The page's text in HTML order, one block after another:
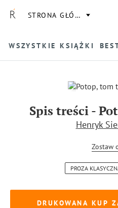
STRONA GŁÓWNA
WSZYSTKIE KSIĄŻKI
Spis treści-
Henryk
Zostaw
PROZA
DRUKOWANA KUP